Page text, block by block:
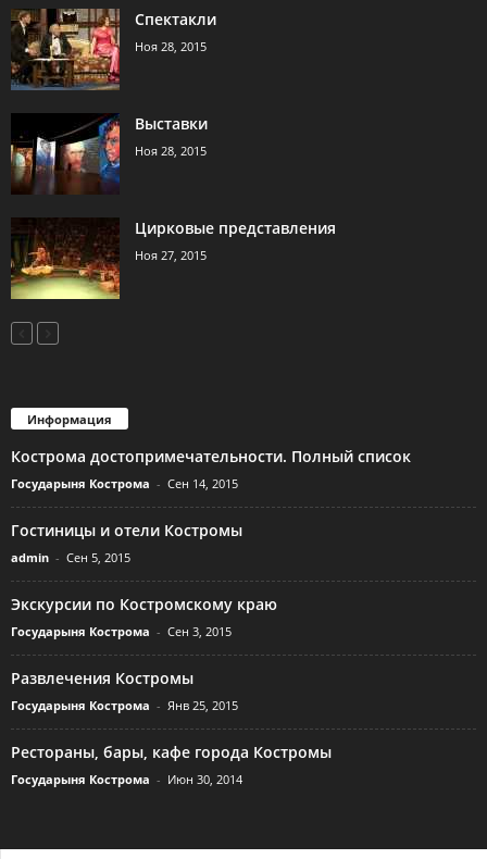
Спектакли
Ноя 28, 2015
Выставки
Ноя 28, 2015
Цирковые представления
Ноя 27, 2015
Информация
Кострома достопримечательности. Полный список
Государыня Кострома - Сен 14, 2015
Гостиницы и отели Костромы
admin - Сен 5, 2015
Экскурсии по Костромскому краю
Государыня Кострома - Сен 3, 2015
Развлечения Костромы
Государыня Кострома - Янв 25, 2015
Рестораны, бары, кафе города Костромы
Государыня Кострома - Июн 30, 2014